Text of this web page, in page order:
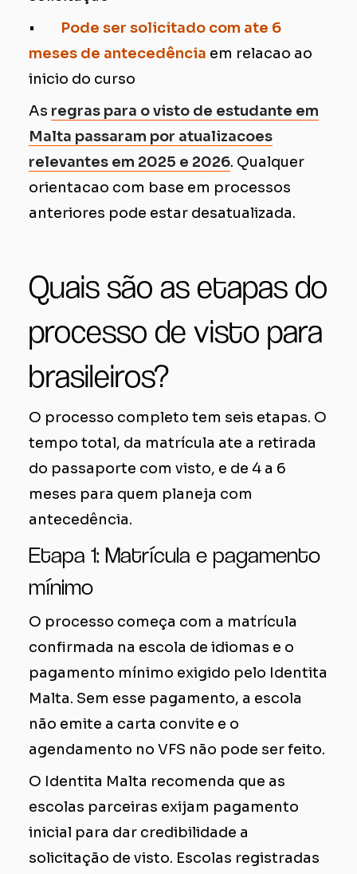
• Pode ser solicitado com ate 6
meses de antecedência em relacao ao
inicio do curso
As regras para o visto de estudante em
Malta passaram por atualizacoes
relevantes em 2025 e 2026. Qualquer
orientacao com base em processos
anteriores pode estar desatualizada.
Quais são as etapas do
processo de visto para
brasileiros?
O processo completo tem seis etapas. O
tempo total, da matrícula ate a retirada
do passaporte com visto, e de 4 a 6
meses para quem planeja com
antecedência.
Etapa 1: Matrícula e pagamento
mínimo
O processo começa com a matrícula
confirmada na escola de idiomas e o
pagamento mínimo exigido pelo Identita
Malta. Sem esse pagamento, a escola
não emite a carta convite e o
agendamento no VFS não pode ser feito.
O Identita Malta recomenda que as
escolas parceiras exijam pagamento
inicial para dar credibilidade a
solicitação de visto. Escolas registradas